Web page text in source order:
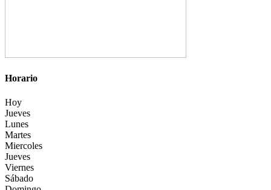
Horario
Hoy
Jueves
Lunes
Martes
Miercoles
Jueves
Viernes
Sábado